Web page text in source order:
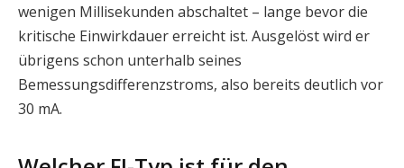
wenigen Millisekunden abschaltet – lange bevor die
kritische Einwirkdauer erreicht ist. Ausgelöst wird er
übrigens schon unterhalb seines
Bemessungsdifferenzstroms, also bereits deutlich vor
30 mA.